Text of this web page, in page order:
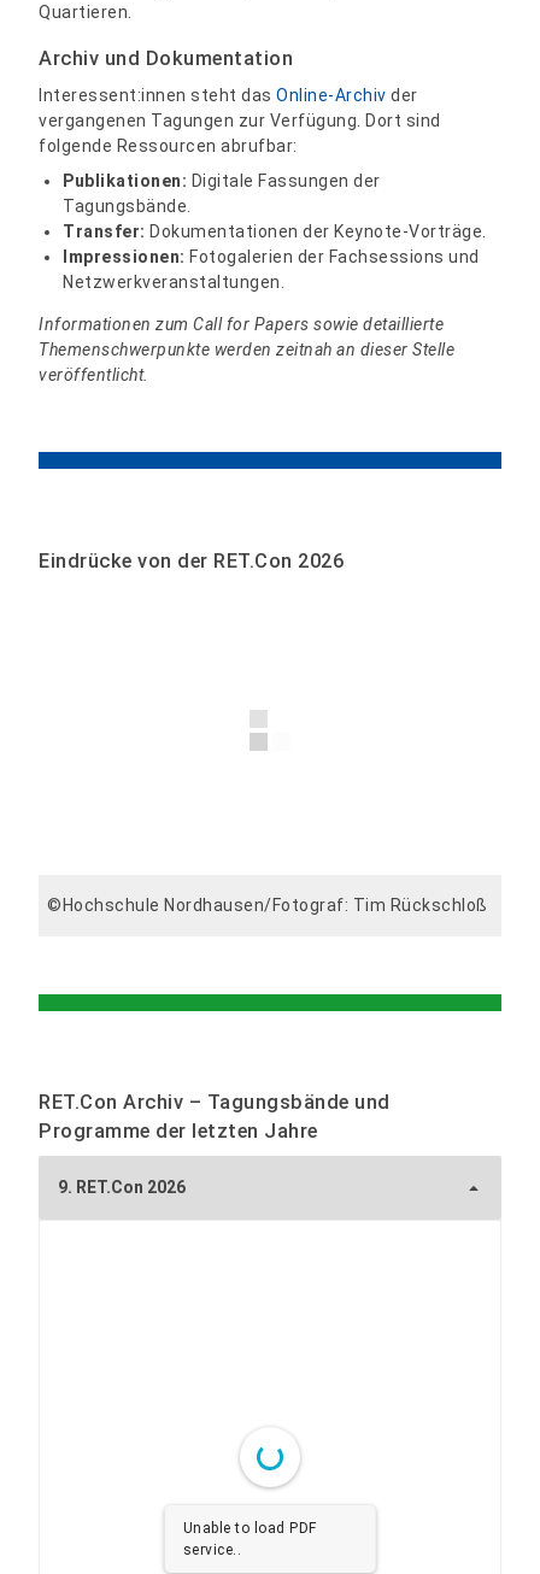
Quartieren.
Archiv und Dokumentation
Interessent:innen steht dasOnline-Archiv der
vergangenen Tagungen zur Verfügung. Dort sind
folgende Ressourcen abrufbar:
Publikationen: Digitale Fassungen der
Tagungsbände.
Transfer: Dokumentationen der Keynote-Vorträge.
Impressionen: Fotogalerien der Fachsessions und
Netzwerkveranstaltungen.
Informationen zum Call for Papers sowie detaillierte
Themenschwerpunkte werden zeitnah an dieser Stelle
veröffentlicht.
Eindrücke von der RET.Con 2026
©Hochschule Nordhausen/Fotograf: Tim Rückschloß
RET.Con Archiv – Tagungsbände und
Programme der letzten Jahre
9. RET.Con 2026
Unable to load PDF
service..